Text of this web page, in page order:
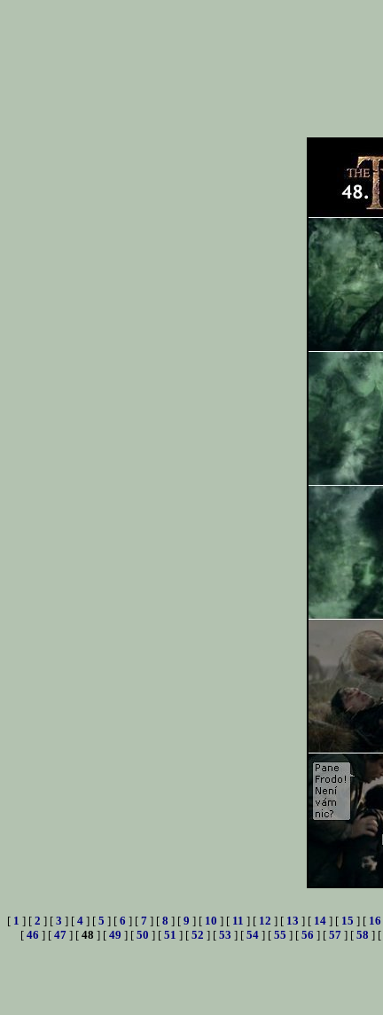
[ 1 ] [ 2 ] [ 3 ] [ 4 ] [ 5 ] [ 6 ] [ 7 ] [ 8 ] [ 9 ] [ 10 ] [ 11 ] [ 12 ] [ 13 ] [ 14 ] [ 15 ] [ 16
[ 46 ] [ 47] [ 48 ] [ 49 ] [ 50 ] [ 51 ] [ 52 ] [ 53 ] [ 54] [ 55 ] [ 56 ] [ 57] [ 58 ] [